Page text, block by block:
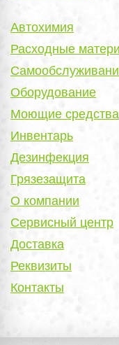
Автохимия
Расходные
Оборудование
Моющие средства
Инвентарь
Дезинфекция
Грязезащита
О компании
Сервисный центр
Доставка
Реквизиты
Контакты